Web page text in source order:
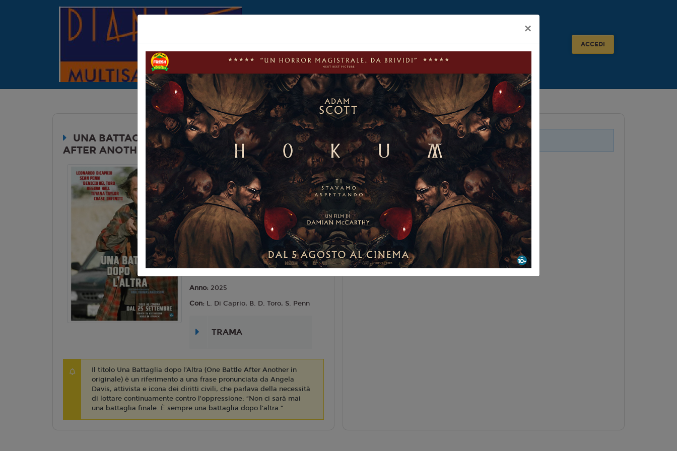
Home | Biglietteria Prossimamente Contributi ACCEDI
UNA BATTAGLIA DOPO L'ALTRA (ONE BATTLE
AFTER ANOTHER)
Durata: 165 min
Genere:Drammatico, Azione
Lingua:Italiano
10 ANNI
Anno: 2025
Con: L. Di Caprio, B. D. Toro, S. Penn
TRAMA
Il titolo Una Battaglia dopo l’Altra (One Battle After Another in
originale) è un riferimento a una frase pronunciata da Angela
Davis, attivista e icona dei diritti civili, che parlava della necessità
di lottare continuamente contro l’oppressione: “Non ci sarà mai
una battaglia finale. È sempre una battaglia dopo l’altra.”
Non ci sono spettacoli legati a questo evento.
×